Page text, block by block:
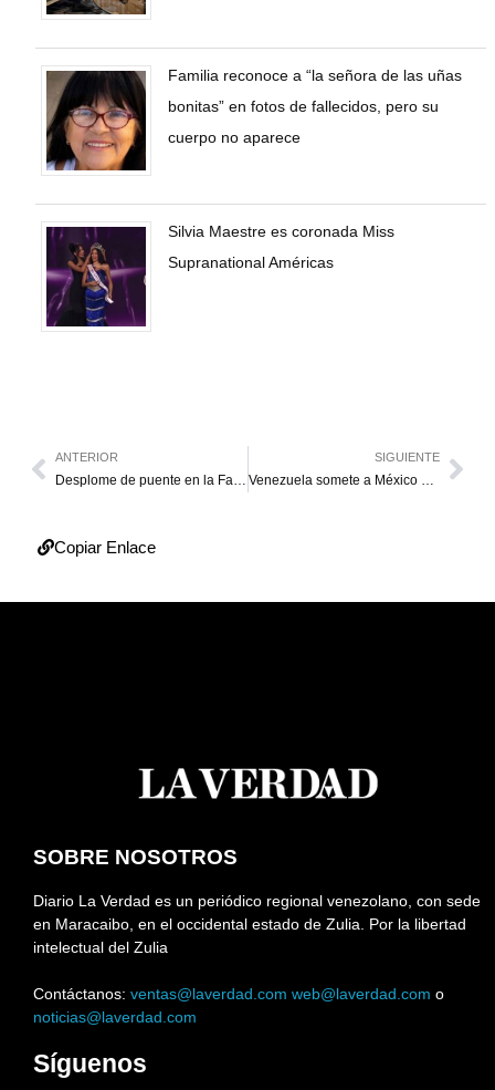
Familia reconoce a “la señora de las uñas
bonitas” en fotos de fallecidos, pero su
cuerpo no aparece
Silvia Maestre es coronada Miss
Supranational Américas
ANTERIOR
Desplome de puente en la Falcón-Zulia deja un muerto y 3 heridos
SIGUIENTE
Venezuela somete a México y permanece invicto en el Mundial de Softbol
Copiar Enlace
SOBRE NOSOTROS
Diario La Verdad es un periódico regional venezolano, con sede
en Maracaibo, en el occidental estado de Zulia. Por la libertad
intelectual del Zulia
Contáctanos: ventas@laverdad.com web@laverdad.com o
noticias@laverdad.com
Síguenos